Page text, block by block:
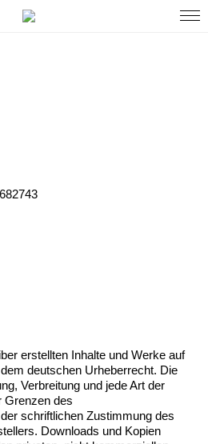
erstellten Inhalte und Werke auf
deutschen Urheberrecht. Die
Verbreitung und jede Art der
Grenzen des
schriftlichen Zustimmung des
Downloads und Kopien